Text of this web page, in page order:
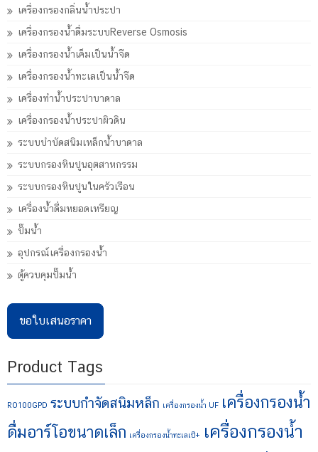
เครื่องกรองกลิ่นน้ำประปา
เครื่องกรองน้ำดื่มระบบReverse Osmosis
เครื่องกรองน้ำเค็มเป็นน้ำจืด
เครื่องกรองน้ำทะเลเป็นน้ำจืด
เครื่องทำน้ำประปาบาดาล
เครื่องกรองน้ำประปาผิวดิน
ระบบบำบัดสนิมเหล็กน้ำบาดาล
ระบบกรองหินปูนอุตสาหกรรม
ระบบกรองหินปูนในครัวเรือน
เครื่องน้ำดื่มหยอดเหรียญ
ปั๊มน้ำ
อุปกรณ์เครื่องกรองน้ำ
ตู้ควบคุมปั๊มน้ำ
ขอใบเสนอราคา
Product Tags
RO100GPD ระบบกำจัดสนิมหล็ก เครื่องกรองน้ำ UF เครื่องกรองน้ำ
ดื่มอาร์โอขนาดเล็ก เครื่องกรองน้ำทะเลเป็+
เครื่องกรองน้ำ